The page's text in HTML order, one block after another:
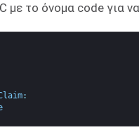
με το όνομα code για
: